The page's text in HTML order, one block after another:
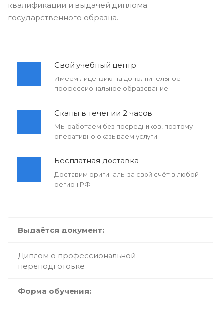
квалификации и выдачей диплома
государственного образца.
Свой учебный центр
Имеем лицензию на дополнительное
профессиональное образование
Сканы в течении 2 часов
Мы работаем без посредников, поэтому
оперативно оказываем услуги
Бесплатная доставка
Доставим оригиналы за свой счёт в любой
регион РФ
Выдаётся документ:
Диплом о профессиональной
переподготовке
Форма обучения: